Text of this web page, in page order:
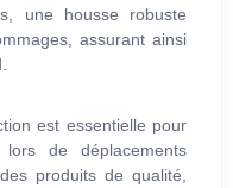
une housse robuste
assurant ainsi
est essentielle pour
lors de déplacements
produits de qualité,